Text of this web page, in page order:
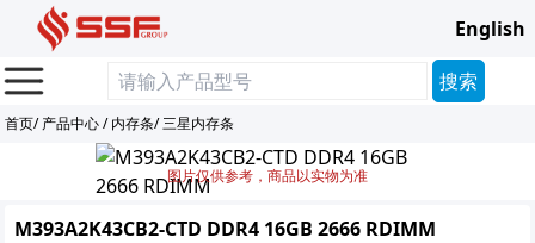
English
首页/产品中心/内存条/三星内存条
图片仅供参考，商品以实物为准
M393A2K43CB2-CTD DDR4 16GB 2666 RDIMM